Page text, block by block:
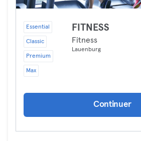
Essential
Classic
Premium
Max
FITNESS
Fitness
Lauenburg
Continuer